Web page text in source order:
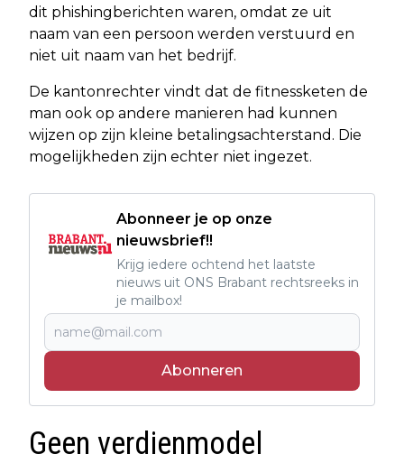
dit phishingberichten waren, omdat ze uit
naam van een persoon werden verstuurd en
niet uit naam van het bedrijf.
De kantonrechter vindt dat de fitnessketen de
man ook op andere manieren had kunnen
wijzen op zijn kleine betalingsachterstand. Die
mogelijkheden zijn echter niet ingezet.
Abonneer je op onze
nieuwsbrief!!
Krijg iedere ochtend het laatste
nieuws uit ONS Brabant rechtsreeks in
je mailbox!
Abonneren
Geen verdienmodel